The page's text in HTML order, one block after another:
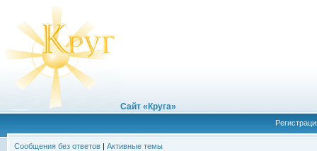
Сайт «Круга»
Сообщения без ответов | Активные темы